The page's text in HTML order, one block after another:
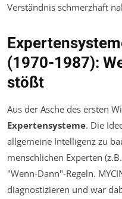
Verständnis schmerzhaft
(1970-1987):
stößt
Aus der Asche des ersten
Expertensysteme. Die
allgemeine Intelligenz zu
menschlichen Experten
"Wenn-Dann"-Regeln.
diagnostizieren und war